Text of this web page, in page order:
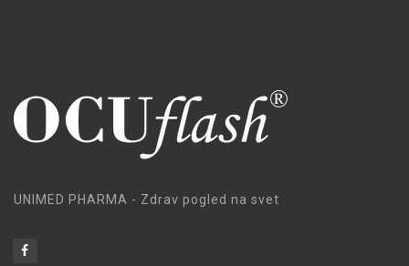
UNIMED PHARMA - Zdrav pogled na svet